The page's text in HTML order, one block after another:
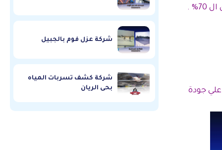
.
جودة
شركة عزل فوم بالجبيل
شركة كشف تسربات المياه
بحى الريان